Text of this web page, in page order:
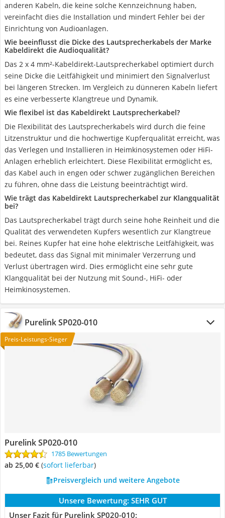
anderen Kabeln, die keine solche Kennzeichnung haben,
vereinfacht dies die Installation und mindert Fehler bei der
Einrichtung von Audioanlagen.
Wie beeinflusst die Dicke des Lautsprecherkabels der Marke
Kabeldirekt die Audioqualität?
Das 2 x 4 mm²-Kabeldirekt-Lautsprecherkabel optimiert durch
seine Dicke die Leitfähigkeit und minimiert den Signalverlust
bei längeren Strecken. Im Vergleich zu dünneren Kabeln liefert
es eine verbesserte Klangtreue und Dynamik.
Wie flexibel ist das Kabeldirekt Lautsprecherkabel?
Die Flexibilität des Lautsprecherkabels wird durch die feine
Litzenstruktur und die hochwertige Kupferqualität erreicht, was
das Verlegen und Installieren in Heimkinosystemen oder HiFi-
Anlagen erheblich erleichtert. Diese Flexibilität ermöglicht es,
das Kabel auch in engen oder schwer zugänglichen Bereichen
zu führen, ohne dass die Leistung beeinträchtigt wird.
Wie trägt das Kabeldirekt Lautsprecherkabel zur Klangqualität
bei?
Das Lautsprecherkabel trägt durch seine hohe Reinheit und die
Qualität des verwendeten Kupfers wesentlich zur Klangtreue
bei. Reines Kupfer hat eine hohe elektrische Leitfähigkeit, was
bedeutet, dass das Signal mit minimaler Verzerrung und
Verlust übertragen wird. Dies ermöglicht eine sehr gute
Klangqualität bei der Nutzung mit Sound-, HiFi- oder
Heimkinosystemen.
Purelink SP020-010
Preis-Leistungs-Sieger
Purelink SP020-010
1785 Bewertungen
ab 25,00 € ( Sofort lieferbar)
Preisvergleich und weitere Angebote
Unsere Bewertung: SEHR GUT
Unser Fazit für Purelink SP020-010: